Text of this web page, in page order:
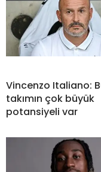
Vincenzo Italiano:
takımın çok büyük
potansiyeli var